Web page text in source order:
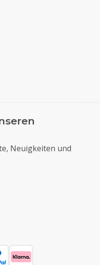
Neuigkeiten und